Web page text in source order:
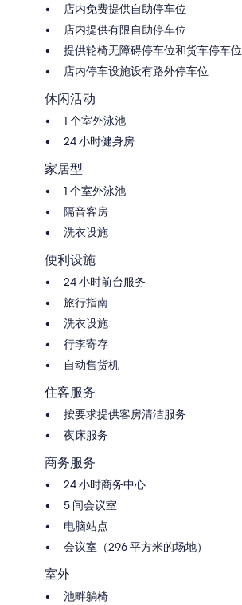
25-英寸电视，带卫星频道
客房清洁服务和电话
店内免费提供自助停车位
店内提供有限自助停车位
提供轮椅无障碍停车位和货车停车位
店内停车设施设有路外停车位
休闲活动
1 个室外泳池
24 小时健身房
家居型
1 个室外泳池
隔音客房
洗衣设施
便利设施
24 小时前台服务
旅行指南
洗衣设施
行李寄存
自动售货机
住客服务
按要求提供客房清洁服务
夜床服务
商务服务
24 小时商务中心
5 间会议室
电脑站点
会议室（296 平方米的场地）
室外
池畔躺椅